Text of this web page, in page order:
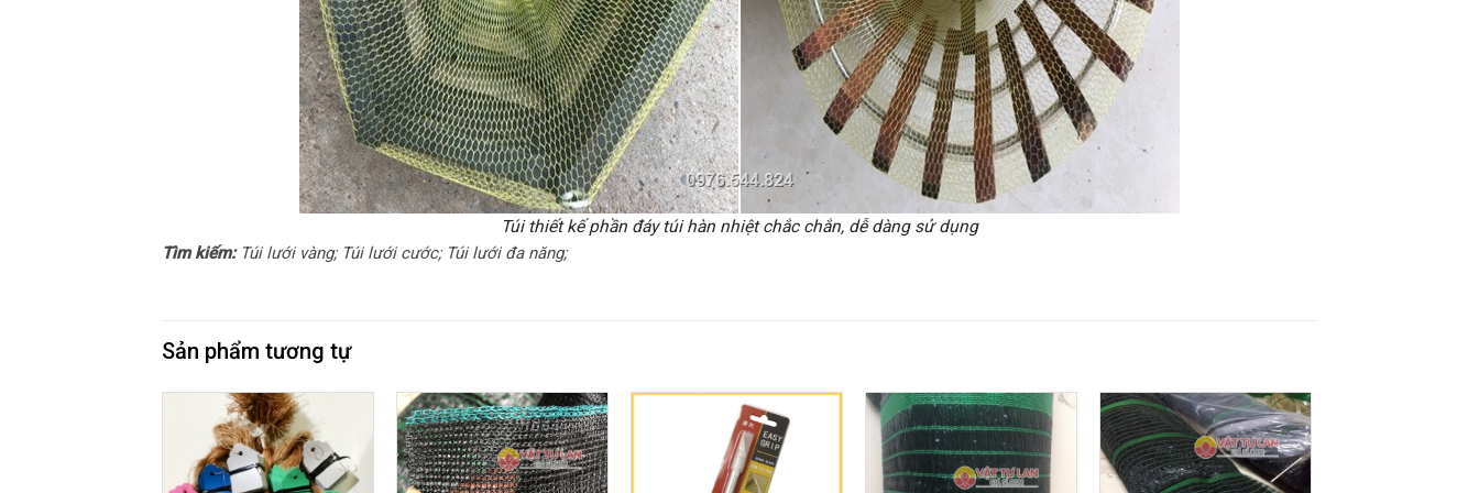
Túi thiết kế phần đáy túi hàn nhiệt chắc chắn, dễ dàng sử dụng
Tìm kiếm:Túi lưới vàng; Túi lưới cước; Túi lưới đa năng;
Sản phẩm tương tự